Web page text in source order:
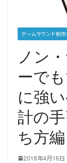
ゲームサウンド制作
ノン
ーで
に強
計の
ち方編
2018年4月16日